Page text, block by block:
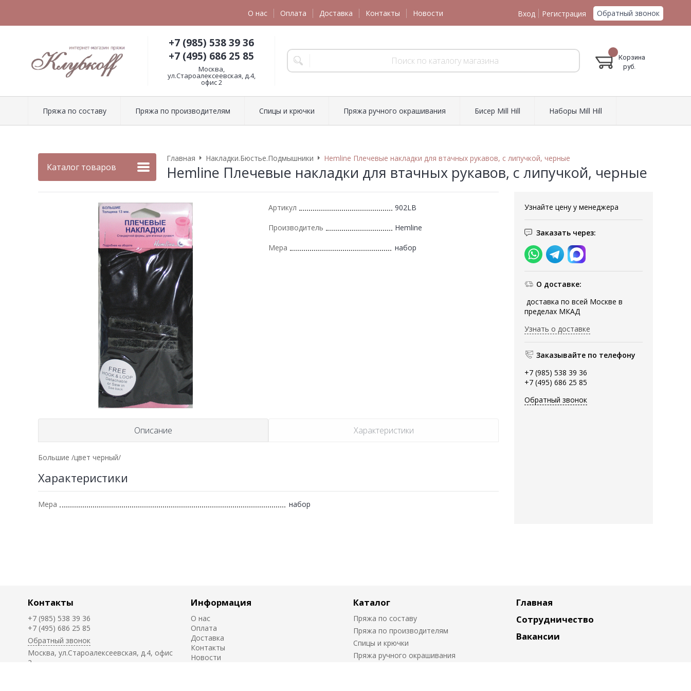
О нас Оплата Доставка Контакты Новости Вход Регистрация Обратный звонок
+7 (985) 538 39 36
+7 (495) 686 25 85
Москва,
ул.Староалексеевская, д.4,
офис 2
Корзина
руб.
Пряжа по составу Пряжа по производителям Спицы и крючки Пряжа ручного окрашивания Биcер Mill Hill Наборы Mill Hill
Каталог товаров
Главная Накладки.Бюстье.Подмышники Hemline Плечевые накладки для втачных рукавов, с липучкой, черные
Hemline Плечевые накладки для втачных рукавов, с липучкой, черные
Узнайте цену у менеджера
Заказать через:
О доставке:
доставка по всей Москве в
пределах МКАД
Узнать о доставке
Заказывайте по телефону
+7 (985) 538 39 36
+7 (495) 686 25 85
Обратный звонок
Артикул 902LВ
Производитель Hemline
Мера набор
Описание Характеристики
Большие /цвет черный/
Характеристики
Мера набор
Контакты
+7 (985) 538 39 36
+7 (495) 686 25 85
Обратный звонок
Москва, ул.Староалексеевская, д.4, офис
2
Информация
О нас
Оплата
Доставка
Контакты
Новости
Каталог
Пряжа по составу
Пряжа по производителям
Спицы и крючки
Пряжа ручного окрашивания
Главная
Сотрудничество
Вакансии